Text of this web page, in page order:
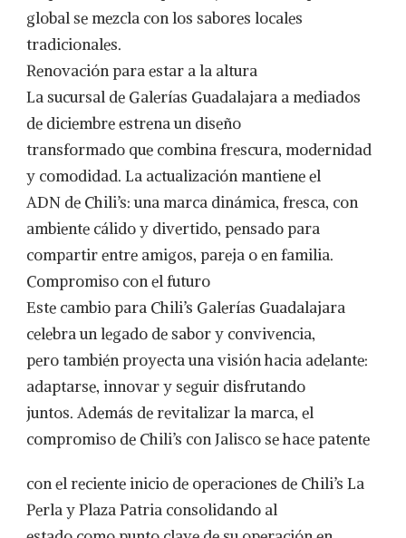
global se mezcla con los sabores locales
tradicionales.
Renovación para estar a la altura
La sucursal de Galerías Guadalajara a mediados
de diciembre estrena un diseño
transformado que combina frescura, modernidad
y comodidad. La actualización mantiene el
ADN de Chili’s: una marca dinámica, fresca, con
ambiente cálido y divertido, pensado para
compartir entre amigos, pareja o en familia.
Compromiso con el futuro
Este cambio para Chili’s Galerías Guadalajara
celebra un legado de sabor y convivencia,
pero también proyecta una visión hacia adelante:
adaptarse, innovar y seguir disfrutando
juntos. Además de revitalizar la marca, el
compromiso de Chili’s con Jalisco se hace patente
con el reciente inicio de operaciones de Chili’s La
Perla y Plaza Patria consolidando al